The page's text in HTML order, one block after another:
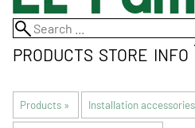
PRODUCTS STORE INFO
Products ‪» Installation accessories